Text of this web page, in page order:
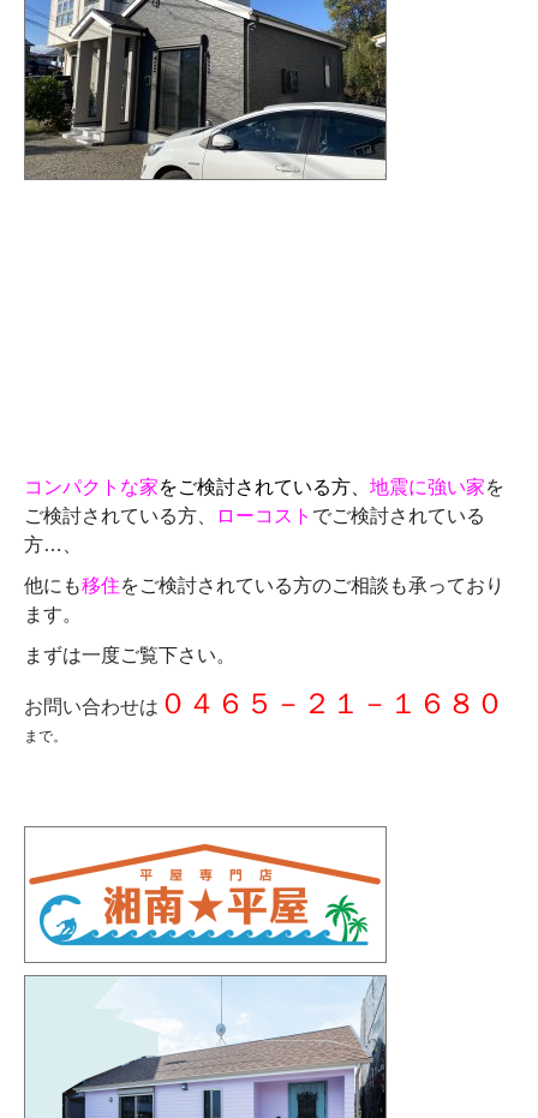
コンパクトな家をご検討されている方、 地震に強い家を
ご検討されている方、
ローコスト でご検討されている
方…、
他にも移住をご検討されている方のご相談も承っており
ます。
まずは一度ご覧下さい。
お問い合わせは ０４６５－２１－１６８０
まで。